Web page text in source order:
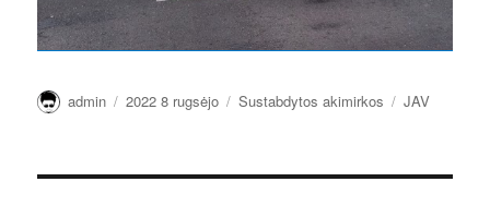
Autorius
admin Paskelbta
2022 8 rugsėjo Kategorijos
Sustabdytos akimirkos Žymos
JAV